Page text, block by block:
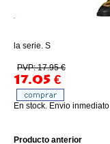
la serie. S
PVP: 17.95 €
17.05 €
En stock. Envio inmediato
Producto anterior